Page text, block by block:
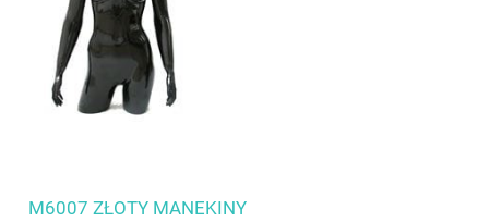
M6007 ZŁOTY MANEKINY